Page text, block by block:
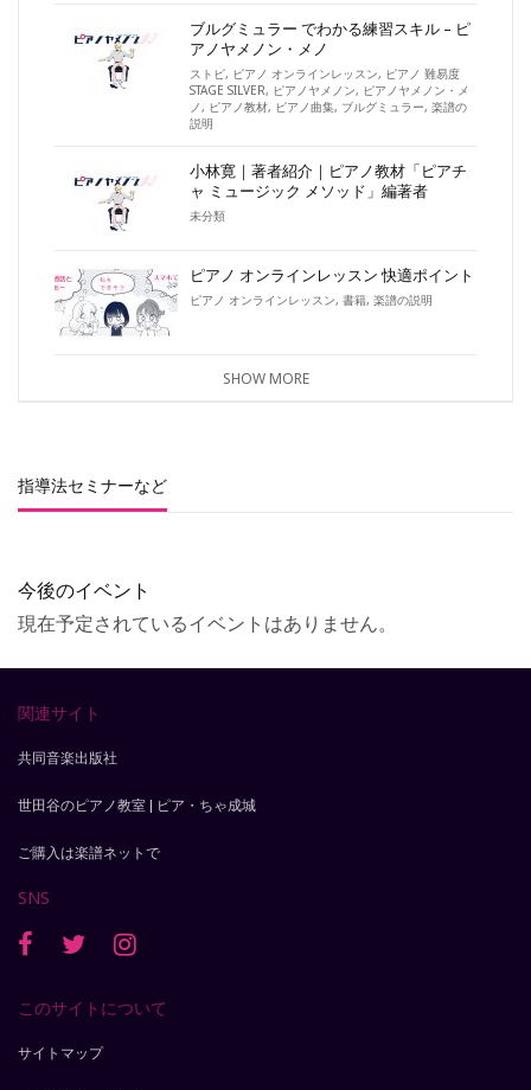
ブルグミュラー でわかる練習スキル – ピ
アノヤメノン・メノ
ストピ, ピアノ オンラインレッスン, ピアノ 難易度
STAGE SILVER, ピアノヤメノン, ピアノヤメノン・メ
ノ , ピアノ教材, ピアノ曲集, ブルグミュラー, 楽譜の
説明
小林寛｜著者紹介｜ピアノ教材「ピアチ
ャ ミュージック メソッド」編著者
未分類
ピアノ オンラインレッスン 快適ポイント
ピアノ オンラインレッスン, 書籍, 楽譜の説明
SHOW MORE
指導法セミナーなど
今後のイベント
現在予定されているイベントはありません。
関連サイト
共同音楽出版社
世田谷のピアノ教室 | ピア・ちゃ成城
ご購入は楽譜ネットで
SNS
このサイトについて
サイトマップ